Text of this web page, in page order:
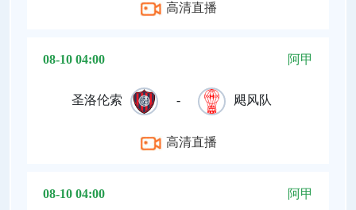
高清直播
08-10 04:00 阿甲
圣洛伦索 - 飓风队
高清直播
08-10 04:00 阿甲